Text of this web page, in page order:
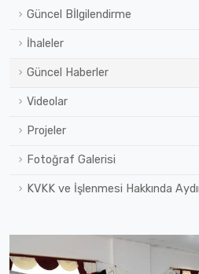
Güncel Bİlgilendirme
İhaleler
Güncel Haberler
Videolar
Projeler
Fotoğraf Galerisi
KVKK ve İşlenmesi Hakkında